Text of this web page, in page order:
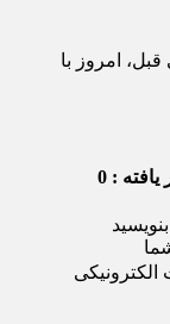
امروز با
یافته : 0